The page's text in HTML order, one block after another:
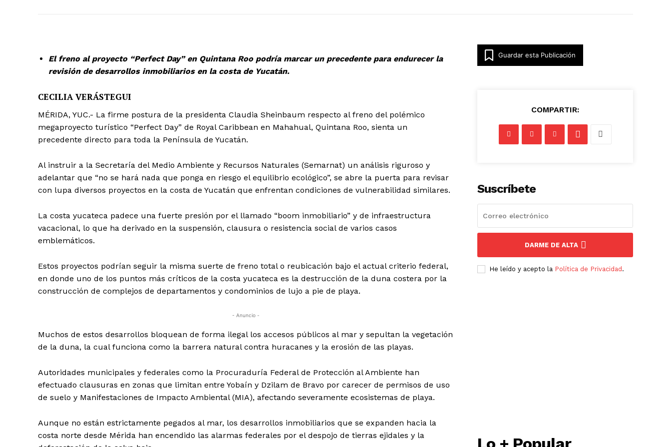
El freno al proyecto “Perfect Day” en Quintana Roo podría marcar un precedente para endurecer la
revisión de desarrollos inmobiliarios en la costa de Yucatán.
CECILIA VERÁSTEGUI
MÉRIDA, YUC.- La firme postura de la presidenta Claudia Sheinbaum respecto al freno del polémico
megaproyecto turístico “Perfect Day” de Royal Caribbean en Mahahual, Quintana Roo, sienta un
precedente directo para toda la Península de Yucatán.
Al instruir a la Secretaría del Medio Ambiente y Recursos Naturales (Semarnat) un análisis riguroso y
adelantar que “no se hará nada que ponga en riesgo el equilibrio ecológico”, se abre la puerta para revisar
con lupa diversos proyectos en la costa de Yucatán que enfrentan condiciones de vulnerabilidad similares.
La costa yucateca padece una fuerte presión por el llamado “boom inmobiliario” y de infraestructura
vacacional, lo que ha derivado en la suspensión, clausura o resistencia social de varios casos
emblemáticos.
Estos proyectos podrían seguir la misma suerte de freno total o reubicación bajo el actual criterio federal,
en donde uno de los puntos más críticos de la costa yucateca es la destrucción de la duna costera por la
construcción de complejos de departamentos y condominios de lujo a pie de playa.
- Anuncio -
Muchos de estos desarrollos bloquean de forma ilegal los accesos públicos al mar y sepultan la vegetación
de la duna, la cual funciona como la barrera natural contra huracanes y la erosión de las playas.
Autoridades municipales y federales como la Procuraduría Federal de Protección al Ambiente han
efectuado clausuras en zonas que limitan entre Yobaín y Dzilam de Bravo por carecer de permisos de uso
de suelo y Manifestaciones de Impacto Ambiental (MIA), afectando severamente ecosistemas de playa.
Aunque no están estrictamente pegados al mar, los desarrollos inmobiliarios que se expanden hacia la
costa norte desde Mérida han encendido las alarmas federales por el despojo de tierras ejidales y la
Guardar esta Publicación
COMPARTIR:
Suscríbete
DARME DE ALTA
He leído y acepto la Política de Privacidad.